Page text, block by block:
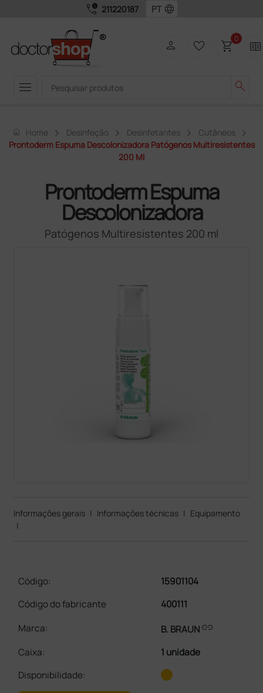
call_quality 211220187 language
menu search
person favorite_border shopping_cart0 two_pager
home Home Desinfeção Desinfetantes
Cutâneos
Prontoderm Espuma Descolonizadora Patógenos Multiresistentes
200 Ml
Prontoderm Espuma
Descolonizadora
Patógenos Multiresistentes 200 ml
Informações gerais | Informações técnicas | Equipamento
|
Código:
15901104
Código do fabricante
400111
Marca:
B. BRAUNlink
Caixa:
1 unidade
Disponibilidade: